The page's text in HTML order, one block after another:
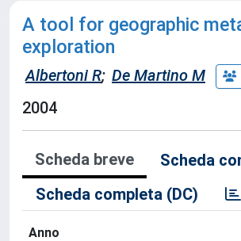
A tool for geographic
exploration
Albertoni R; De Martino M
2004
Scheda breve
Scheda
Scheda completa (DC)
Anno